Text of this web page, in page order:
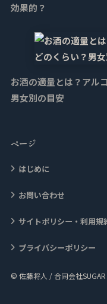
効果的？
お酒の適量とは？アル
男女別の目安
ページ
はじめに
お問い合わせ
サイトポリシー・利用規
プライバシーポリシー
© 佐藤将人 / 合同会社SUGAR